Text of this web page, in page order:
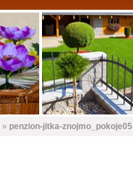
» penzion-jitka-znojmo_pokoje05